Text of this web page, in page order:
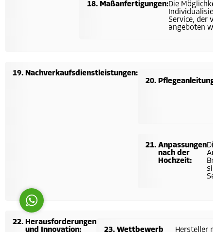
Maßanfertigungen:Die
Service, der
angeboten
Nachverkaufsdienstleistungen:
Anpassungen
nach der
Hochzeit:
Herausforderungen
und Innovation:
Wettbewerb Hersteller